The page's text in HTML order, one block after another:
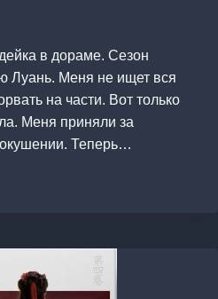
в дораме. Сезон
Луань. Меня не ищет вся
на части. Вот только
Меня приняли за
Теперь…